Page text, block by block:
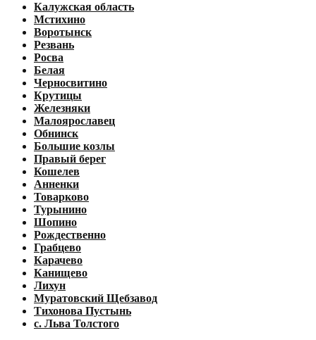
Калужская область
Мстихино
Воротынск
Резвань
Росва
Белая
Черносвитино
Крутицы
Железняки
Малоярославец
Обнинск
Большие козлы
Правый берег
Кошелев
Анненки
Товарково
Турынино
Шопино
Рождественно
Грабцево
Карачево
Канищево
Лихун
Муратовский Щебзавод
Тихонова Пустынь
с. Льва Толстого